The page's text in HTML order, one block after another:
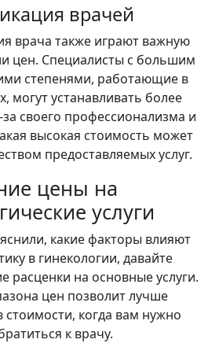
врачей
врача также играют важную
цен. Специалисты с большим
степенями, работающие в
могут устанавливать более
своего профессионализма и
высокая стоимость может
предоставляемых услуг.
цены на
услуги
какие факторы влияют
в гинекологии, давайте
расценки на основные услуги.
цен позволит лучше
стоимости, когда вам нужно
к врачу.